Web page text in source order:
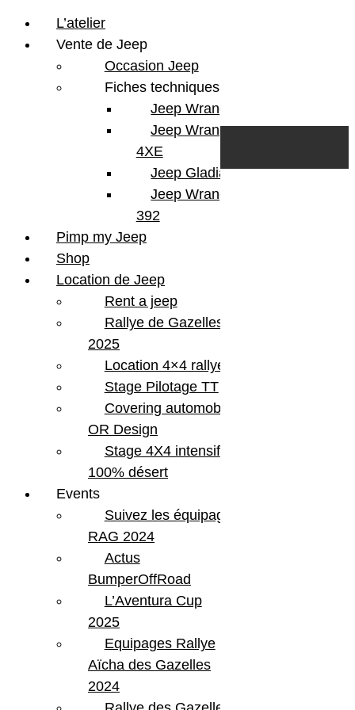
L’atelier
Vente de Jeep
Occasion Jeep
Fiches techniques
Jeep Wrangler JL
Jeep Wrangler
4XE
Jeep Gladiator
Jeep Wrangler V8
392
Pimp my Jeep
Shop
Location de Jeep
Rent a jeep
Rallye de Gazelles
2025
Location 4×4 rallye
Stage Pilotage TT
Covering automobile –
OR Design
Stage 4X4 intensif
100% désert
Events
Suivez les équipages
RAG 2024
Actus
BumperOffRoad
L’Aventura Cup
2025
Equipages Rallye
Aïcha des Gazelles
2024